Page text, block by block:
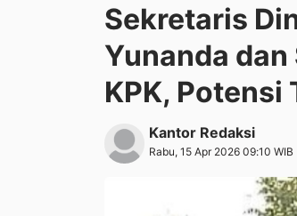
Sekretaris
Yunanda dan
KPK, Potensi
Kantor Redaksi
Rabu, 15 Apr 2026 09:10 WIB